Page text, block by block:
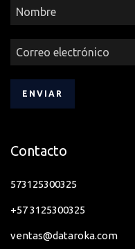
Contacto
573125300325
+57 3125300325
ventas@dataroka.com